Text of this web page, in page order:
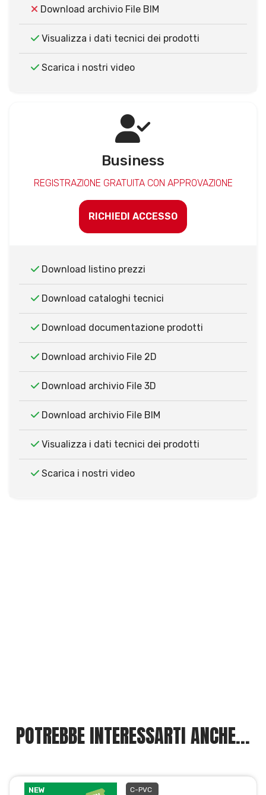
Download archivio File BIM
Visualizza i dati tecnici dei prodotti
Scarica i nostri video
Business
REGISTRAZIONE GRATUITA CON APPROVAZIONE
RICHIEDI ACCESSO
Download listino prezzi
Download cataloghi tecnici
Download documentazione prodotti
Download archivio File 2D
Download archivio File 3D
Download archivio File BIM
Visualizza i dati tecnici dei prodotti
Scarica i nostri video
POTREBBE INTERESSARTI ANCHE...
NEW C-PVC